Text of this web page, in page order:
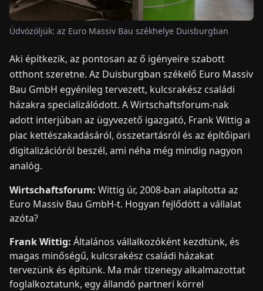
KAPCSOLAT
Üdvözöljük: az Euro Massiv Bau székhelye Duisburgban
Aki építkezik, az pontosan az ő igényeire szabott
otthont szeretne. Az Duisburgban székelő Euro Massiv
Bau GmbH egyénileg tervezett, kulcsrakész családi
házakra specializálódott. A Wirtschaftsforum-nak
adott interjúban az ügyvezető igazgató, Frank Wittig a
piac kettészakadásáról, összetartásról és az építőipari
digitalizációról beszél, ami néha még mindig nagyon
analóg.
Wirtschaftsforum: Wittig úr, 2008-ban alapította az
Euro Massiv Bau GmbH-t. Hogyan fejlődött a vállalat
azóta?
Frank Wittig: Általános vállalkozóként kezdtünk, és
magas minőségű, kulcsrakész családi házakat
tervezünk és építünk. Ma már tizenegy alkalmazottat
foglalkoztatunk, egy állandó partneri körrel